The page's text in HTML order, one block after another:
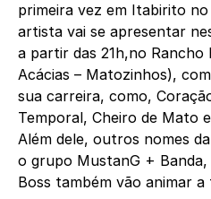
primeira vez em Itabirito no
artista vai se apresentar
a partir das 21h,no Rancho
Acácias – Matozinhos),
sua carreira, como,
Temporal, Cheiro de Mato
Além dele, outros nomes
o grupo MustanG +
Boss também vão animar a